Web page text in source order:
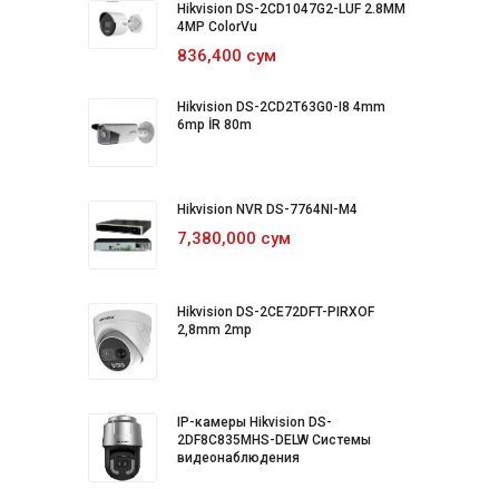
Hikvision DS-2CD1047G2-LUF 2.8MM
4MP ColorVu
836,400 сум
Hikvision DS-2CD2T63G0-I8 4mm
6mp İR 80m
Hikvision NVR DS-7764NI-M4
7,380,000 сум
Hikvision DS-2CE72DFT-PIRXOF
2,8mm 2mp
IP-камеры Hikvision DS-
2DF8C835MHS-DELW Системы
видеонаблюдения